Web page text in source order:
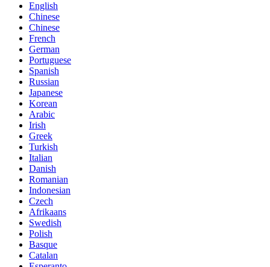
English
Chinese
Chinese
French
German
Portuguese
Spanish
Russian
Japanese
Korean
Arabic
Irish
Greek
Turkish
Italian
Danish
Romanian
Indonesian
Czech
Afrikaans
Swedish
Polish
Basque
Catalan